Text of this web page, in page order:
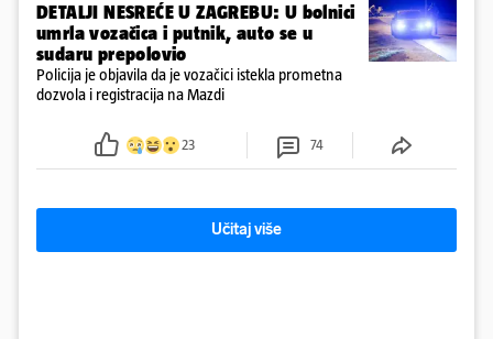
DETALJI NESREĆE U ZAGREBU: U bolnici
umrla vozačica i putnik, auto se u
sudaru prepolovio
Policija je objavila da je vozačici istekla prometna
dozvola i registracija na Mazdi
23 74
Učitaj više